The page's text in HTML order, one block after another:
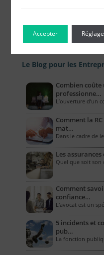
Le Blog pour les
Combien
professionne…
L’ouverture d’un
Comment la
mat…
Dans le cadre de
Les
Quel que soit son
Comment
confiance…
L'avocat est un
5 incidents et
pub…
La fonction
Accepter